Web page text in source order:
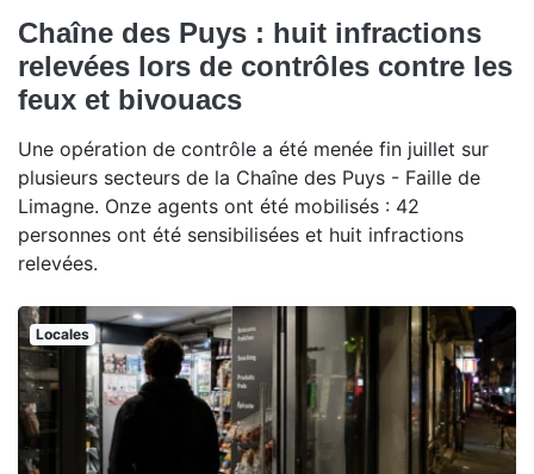
Chaîne des Puys : huit infractions
relevées lors de contrôles contre les
feux et bivouacs
Une opération de contrôle a été menée fin juillet sur
plusieurs secteurs de la Chaîne des Puys - Faille de
Limagne. Onze agents ont été mobilisés : 42
personnes ont été sensibilisées et huit infractions
relevées.
Locales